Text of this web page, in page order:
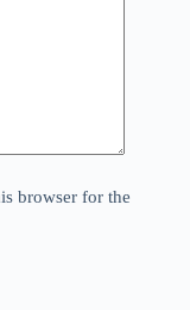
browser for the